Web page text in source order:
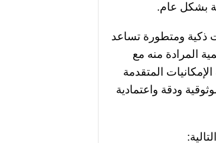
بشكل عام.
ذكية ومتطورة تساعد
المرادة منه مع
المتقدمة
ودقة واعتمادية